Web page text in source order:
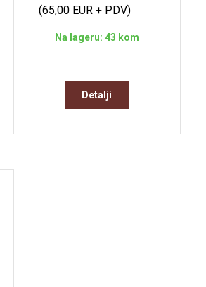
(65,00 EUR + PDV)
Na lageru: 43 kom
Detalji